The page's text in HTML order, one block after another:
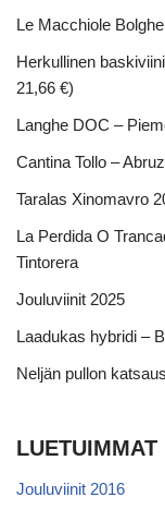
Le Macchiole
Herkullinen
21,66 €)
Langhe DOC –
Cantina Tollo –
Taralas Xinomavro
La Perdida O
Tintorera
Jouluviinit 2025
Laadukas hybridi –
Neljän pullon
LUETUIMMAT
Jouluviinit 2016